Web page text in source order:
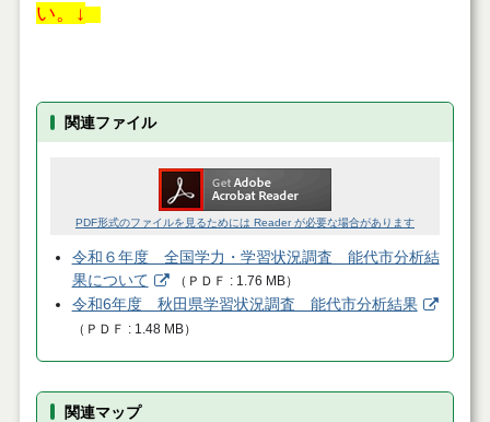
い。↓
関連ファイル
PDF形式のファイルを見るためには Reader が必要な場合があります
令和６年度 全国学力・学習状況調査 能代市分析結
果について
（ ＰＤＦ 1.76 MB）
令和6年度 秋田県学習状況調査 能代市分析結果
（ ＰＤＦ 1.48 MB）
関連マップ